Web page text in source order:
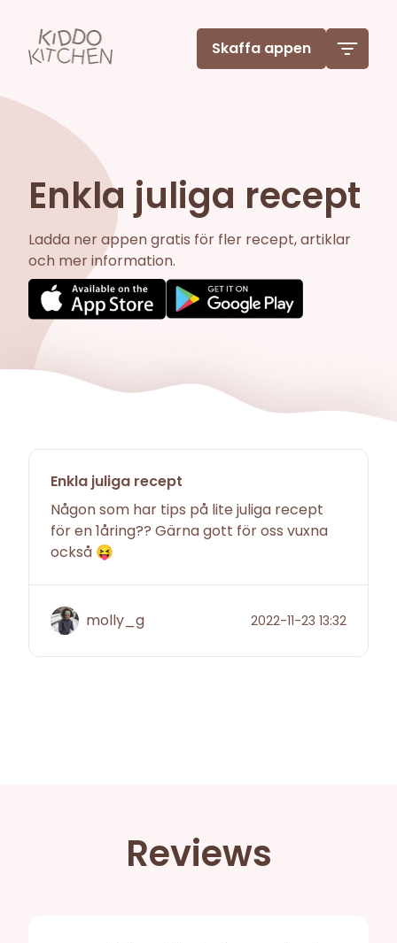
Skaffa appen
Enkla juliga recept
Ladda ner appen gratis för fler recept, artiklar
och mer information.
Enkla juliga recept
Någon som har tips på lite juliga recept
för en 1åring?? Gärna gott för oss vuxna
också 😝
molly_g 2022-11-23 13:32
Reviews